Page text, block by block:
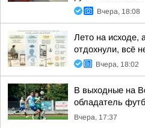
Вчера, 18:08
Лето на исходе,
отдохнули, всё
Вчера, 18:02
В выходные на
обладатель
Вчера, 17:37